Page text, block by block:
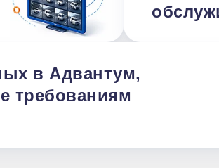
в Адвантум,
требованиям